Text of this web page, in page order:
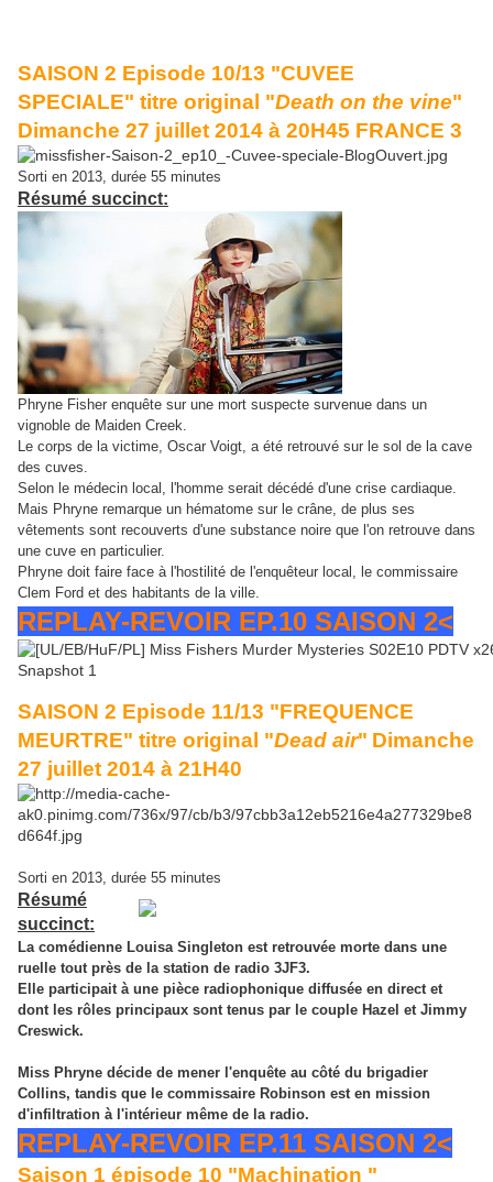
SAISON 2 Episode 10/13 "CUVEE
SPECIALE" titre original "Death on the vine"
Dimanche 27 juillet 2014 à 20H45 FRANCE 3
Sorti en 2013, durée 55 minutes
Résumé succinct:
Phryne Fisher enquête sur une mort suspecte survenue dans un
vignoble de Maiden Creek.
Le corps de la victime, Oscar Voigt, a été retrouvé sur le sol de la cave
des cuves.
Selon le médecin local, l'homme serait décédé d'une crise cardiaque.
Mais Phryne remarque un hématome sur le crâne, de plus ses
vêtements sont recouverts d'une substance noire que l'on retrouve dans
une cuve en particulier.
Phryne doit faire face à l'hostilité de l'enquêteur local, le commissaire
Clem Ford et des habitants de la ville.
REPLAY-REVOIR EP.10 SAISON 2<
SAISON 2 Episode 11/13 "FREQUENCE
MEURTRE" titre original "Dead air" Dimanche
27 juillet 2014 à 21H40
Sorti en 2013, durée 55 minutes
Résumé
succinct:
La comédienne Louisa Singleton est retrouvée morte dans une
ruelle tout près de la station de radio 3JF3.
Elle participait à une pièce radiophonique diffusée en direct et
dont les rôles principaux sont tenus par le couple Hazel et Jimmy
Creswick.
Miss Phryne décide de mener l'enquête au côté du brigadier
Collins, tandis que le commissaire Robinson est en mission
d'infiltration à l'intérieur même de la radio.
REPLAY-REVOIR EP.11 SAISON 2<
Saison 1 épisode 10 "Machination "